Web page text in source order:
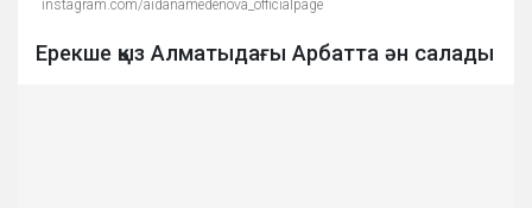
instagram.com/aidanamedenova_officialpage
Ерекше қыз Алматыдағы Арбатта ән салады